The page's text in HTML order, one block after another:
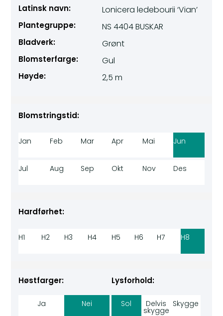
Latinsk navn:
Lonicera ledebourii ‘Vian’
Plantegruppe: NS 4404 BUSKAR
Bladverk: Grønt
Blomsterfarge: Gul
Høyde: 2,5 m
Blomstringstid:
Jan Feb Mar Apr Mai Jun
Jul Aug Sep Okt Nov Des
Hardførhet:
H1 H2 H3 H4 H5 H6 H7 H8
Høstfarger:
Ja Nei
Lysforhold:
Sol Delvis
skygge
Skygge